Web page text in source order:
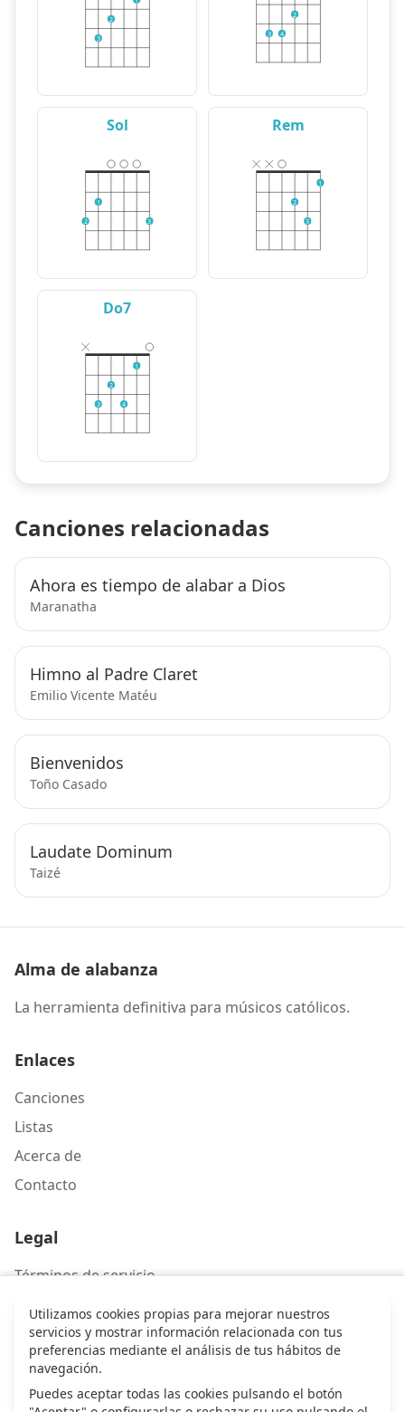
3
2
3 4
2
Sol
2
1
3
Rem
2
3
1
Do7
3
2
4
1
Canciones relacionadas
Ahora es tiempo de alabar a Dios
Maranatha
Himno al Padre Claret
Emilio Vicente Matéu
Bienvenidos
Toño Casado
Laudate Dominum
Taizé
Alma de alabanza
La herramienta definitiva para músicos católicos.
Enlaces
Canciones
Listas
Acerca de
Contacto
Legal
Términos de servicio
Política de privacidad
Contacto
Escríbenos
Utilizamos cookies propias para mejorar nuestros
servicios y mostrar información relacionada con tus
preferencias mediante el análisis de tus hábitos de
navegación.
Puedes aceptar todas las cookies pulsando el botón